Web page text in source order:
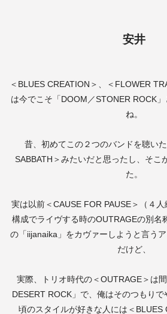
安井
＜ BLUES CREATION ＞、＜ FLOWER
は今でこそ「DOOM／STONER ROCK
ね。
昔、初めてこの２つのバンドを聴い
SABBATH ＞みたいだと思ったし、そこ
た。
実は以前＜CAUSE FOR PAUSE＞（４
構成でライヴする時のOUTRAGEの別名
の「iijanaika」をカヴァーしようと言う
だけど、
実際、トリオ時代の＜OUTRAGE＞は
DESERT ROCK 」で、俺はそのつもり
頃のスタイルが好きな人には＜ BLUES